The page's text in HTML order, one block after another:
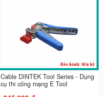
Cable DINTEK Tool Series - Dụng
cụ thi công mạng E Tool